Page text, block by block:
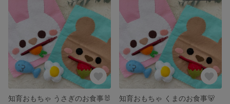
知育おもちゃ うさぎのお食事🐰
知育おもちゃ くまのお食事🐻